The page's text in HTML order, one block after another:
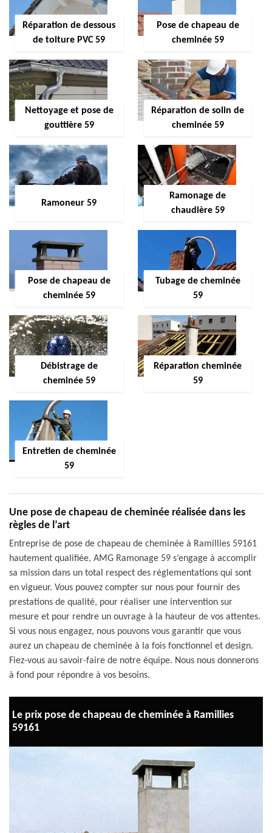
Réparation de dessous
de toiture PVC 59
Pose de chapeau de
cheminée 59
Nettoyage et pose de
gouttière 59
Réparation de solin de
cheminée 59
Ramoneur 59
Ramonage de
chaudière 59
Pose de chapeau de
cheminée 59
Tubage de cheminée
59
Débistrage de
cheminée 59
Réparation cheminée
59
Entretien de cheminée
59
Une pose de chapeau de cheminée réalisée dans les
règles de l’art
Entreprise de pose de chapeau de cheminée à Ramillies 59161
hautement qualifiée, AMG Ramonage 59 s’engage à accomplir
sa mission dans un total respect des réglementations qui sont
en vigueur. Vous pouvez compter sur nous pour fournir des
prestations de qualité, pour réaliser une intervention sur
mesure et pour rendre un ouvrage à la hauteur de vos attentes.
Si vous nous engagez, nous pouvons vous garantir que vous
aurez un chapeau de cheminée à la fois fonctionnel et design.
Fiez-vous au savoir-faire de notre équipe. Nous nous donnerons
à fond pour répondre à vos besoins.
Le prix pose de chapeau de cheminée à Ramillies
59161